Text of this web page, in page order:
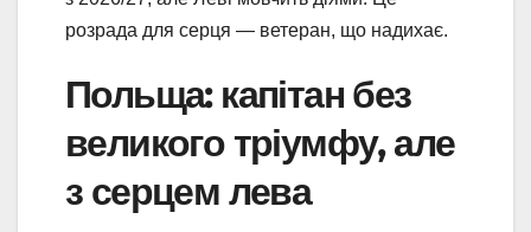
розрада для серця — ветеран, що надихає.
Польща: капітан без
великого тріумфу, але
з серцем лева